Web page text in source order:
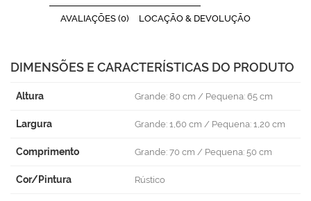
AVALIAÇÕES (0) LOCAÇÃO & DEVOLUÇÃO
DIMENSÕES E CARACTERÍSTICAS DO PRODUTO
Altura Grande: 80 cm / Pequena: 65 cm
Largura Grande: 1,60 cm / Pequena: 1,20 cm
Comprimento Grande: 70 cm / Pequena: 50 cm
Cor/Pintura Rústico